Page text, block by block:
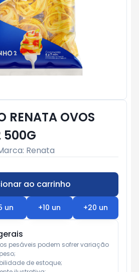
RENATA OVOS
500G
Renata
ao carrinho
un +10 un +20 un
pesáveis podem sofrer variação
de estoque;